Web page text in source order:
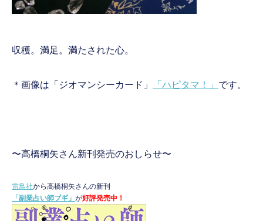
収穫。満足。満たされた心。
＊画像は「ジオマンシーカード」 「ハピタマ！」 です。
〜高橋桐矢さん新刊発売のおしらせ〜
雷鳥社から高橋桐矢さんの新刊
「副業占い師ブギ」が好評発売中！